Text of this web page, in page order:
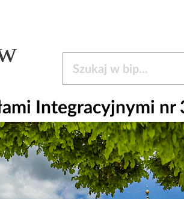
Integracyjnymi nr